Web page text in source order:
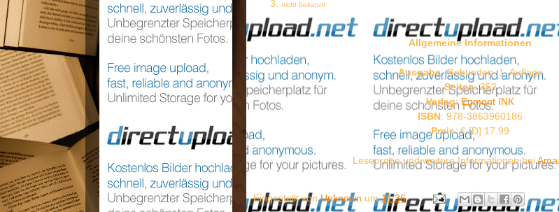
nicht bekannt
Allgemeine Informationen
Ausgabe: Gebunden, 1. Auflage
Seiten: 352
Verlag: Egmont INK
ISBN: 978-3863960186
Preis: € [D] 17.99
Leseprobe und weitere Informationen bei
Eingestellt vonUnknown um11:36